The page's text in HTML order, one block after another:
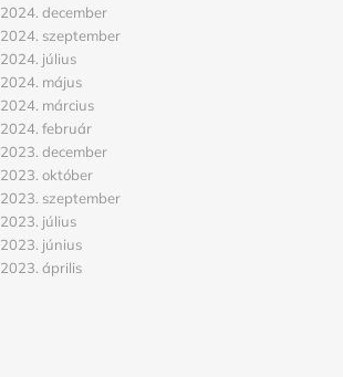
2024. december
2024. szeptember
2024. július
2024. május
2024. március
2024. február
2023. december
2023. október
2023. szeptember
2023. július
2023. június
2023. április